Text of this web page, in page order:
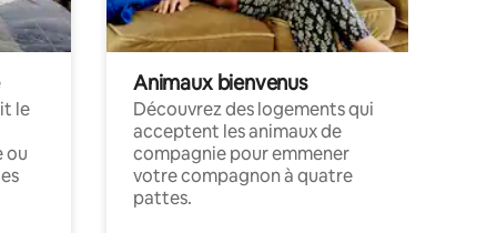
le
ou
Animaux bienvenus
Découvrez des logements qui
acceptent les animaux de
compagnie pour emmener
votre compagnon à quatre
pattes.